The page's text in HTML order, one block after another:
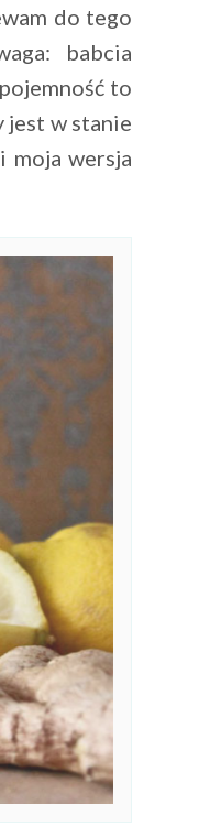
do tego
babcia
to
jest w stanie
moja wersja